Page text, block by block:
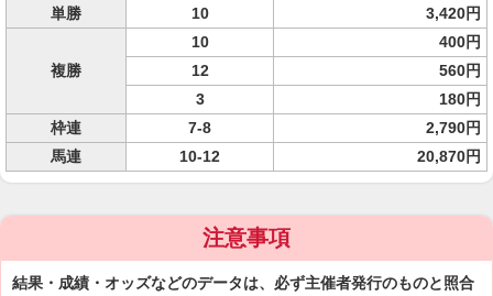
単勝 10 3,420円
複勝
10
400円
12
560円
3
180円
枠連
7-8
2,790円
馬連
10-12 20,870円
注意事項
結果・成績・オッズなどのデータは、必ず主催者発行のものと照合